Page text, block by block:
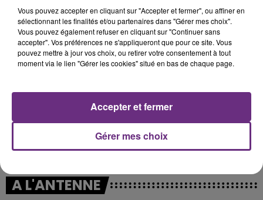
14h43
14h43
CHRISTOPHE MAE
14h40
14h40
A L'ANTENNE
Vous pouvez accepter en cliquant sur "Accepter et fermer", ou affiner en
sélectionnant les finalités et/ou partenaires dans "Gérer mes choix".
Vous pouvez également refuser en cliquant sur "Continuer sans
accepter". Vos préférences ne s'appliqueront que pour ce site. Vous
pouvez mettre à jour vos choix, ou retirer votre consentement à tout
moment via le lien "Gérer les cookies" situé en bas de chaque page.
Gérer mes choix
Accepter et fermer